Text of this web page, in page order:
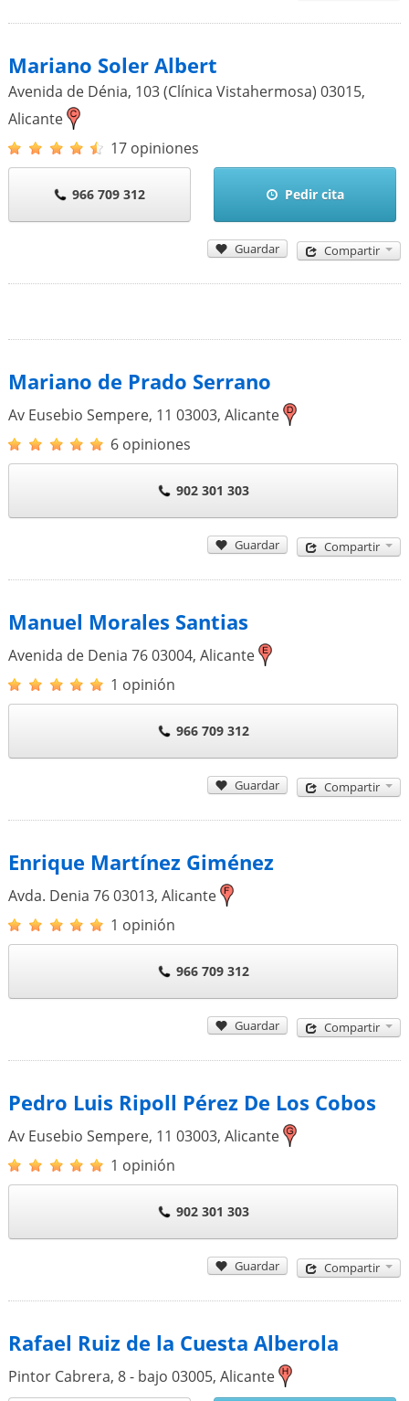
Mariano Soler Albert
Avenida de Dénia, 103 (Clínica Vistahermosa) 03015,
Alicante
17 opiniones
966 709 312 Pedir cita
Guardar Compartir
Mariano de Prado Serrano
Av Eusebio Sempere, 11 03003, Alicante
6 opiniones
902 301 303
Guardar Compartir
Manuel Morales Santias
Avenida de Denia 7603004, Alicante
1 opinión
966 709 312
Guardar Compartir
Enrique Martínez Giménez
Avda. Denia 7603013, Alicante
1 opinión
966 709 312
Guardar Compartir
Pedro Luis Ripoll Pérez De Los Cobos
Av Eusebio Sempere, 11 03003, Alicante
1 opinión
902 301 303
Guardar Compartir
Rafael Ruiz de la Cuesta Alberola
Pintor Cabrera, 8 - bajo 03005, Alicante